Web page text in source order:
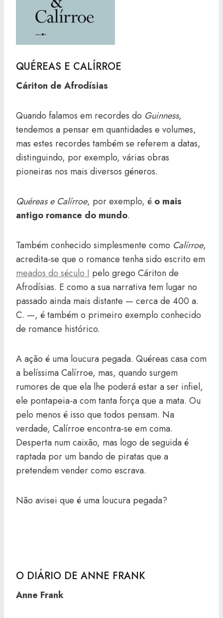
QUÉREAS E CALÍRROE
Cáriton de Afrodísias
Quando falamos em recordes do Guinness,
tendemos a pensar em quantidades e volumes,
mas estes recordes também se referem a datas,
distinguindo, por exemplo, várias obras
pioneiras nos mais diversos géneros.
Quéreas e Calírroe, por exemplo, é o mais
antigo romance do mundo.
Também conhecido simplesmente como Calírroe,
acredita-se que o romance tenha sido escrito em
meados do século I pelo grego Cáriton de
Afrodísias. E como a sua narrativa tem lugar no
passado ainda mais distante — cerca de 400 a.
C. —, é também o primeiro exemplo conhecido
de romance histórico.
A ação é uma loucura pegada. Quéreas casa com
a belíssima Calírroe, mas, quando surgem
rumores de que ela lhe poderá estar a ser infiel,
ele pontapeia-a com tanta força que a mata. Ou
pelo menos é isso que todos pensam. Na
verdade, Calírroe encontra-se em coma.
Desperta num caixão, mas logo de seguida é
raptada por um bando de piratas que a
pretendem vender como escrava.
Não avisei que é uma loucura pegada?
O DIÁRIO DE ANNE FRANK
Anne Frank